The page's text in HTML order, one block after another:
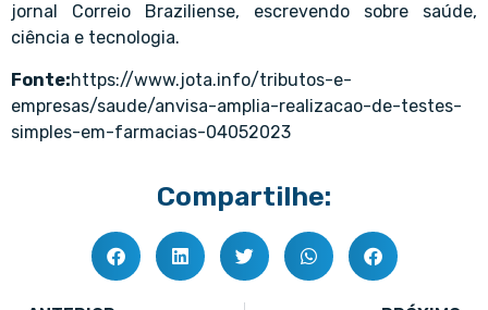
jornal Correio Braziliense, escrevendo sobre saúde,
ciência e tecnologia.
Fonte:https://www.jota.info/tributos-e-
empresas/saude/anvisa-amplia-realizacao-de-testes-
simples-em-farmacias-04052023
Compartilhe: